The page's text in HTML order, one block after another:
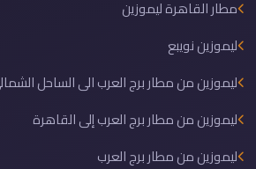
مطار القاهرة ليموزين
ليموزين نويبع
ليموزين من مطار برج العرب الى الساحل الشمالي
ليموزين من مطار برج العرب إلى القاهرة
ليموزين من مطار برج العرب